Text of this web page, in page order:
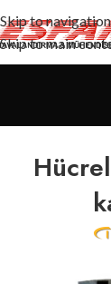
Skip to navigation
Skip to main